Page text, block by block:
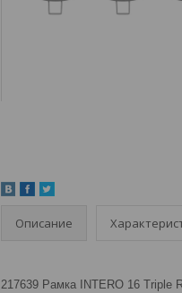
Описание
217639 Рамка INTERO 16 Triple